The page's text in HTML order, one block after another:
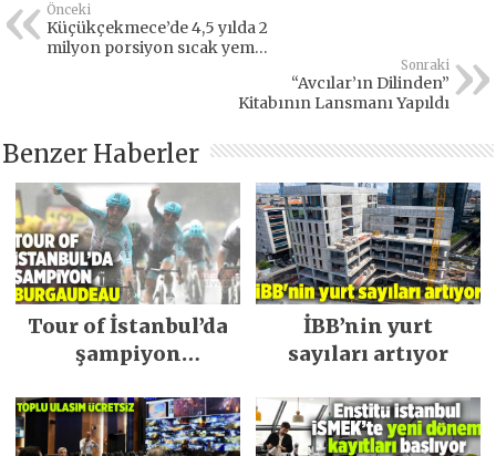
Önceki
Küçükçekmece’de 4,5 yılda 2
milyon porsiyon sıcak yemek
Sonraki
“Avcılar’ın Dilinden”
Kitabının Lansmanı Yapıldı
Benzer Haberler
Tour of İstanbul’da
şampiyon
İBB’nin yurt
sayıları artıyor